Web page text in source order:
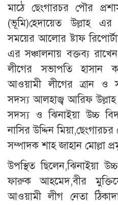
মাঠে ছেংগারচর পৌর
(ভূমি)হেদায়েত উল্লাহ
সময়ের আলোর ষ্টাফ
এর সঞ্চালনায় বক্তব্য
লীগের সভাপতি হাসান
আওয়ামী লীগের ত্রান ও
সদস্য আলহাজ্ব আরিফ
সদস্য ও ঝিনাইয়া উচ্চ
নাসির উদ্দিন
সম্পাদক শাহ জাহান মোল্লা
উপস্থিত ছিলেন,ঝিনাইয়া
ফারুক আহমেদ,বীর
আওয়ামী লীগ নেতা